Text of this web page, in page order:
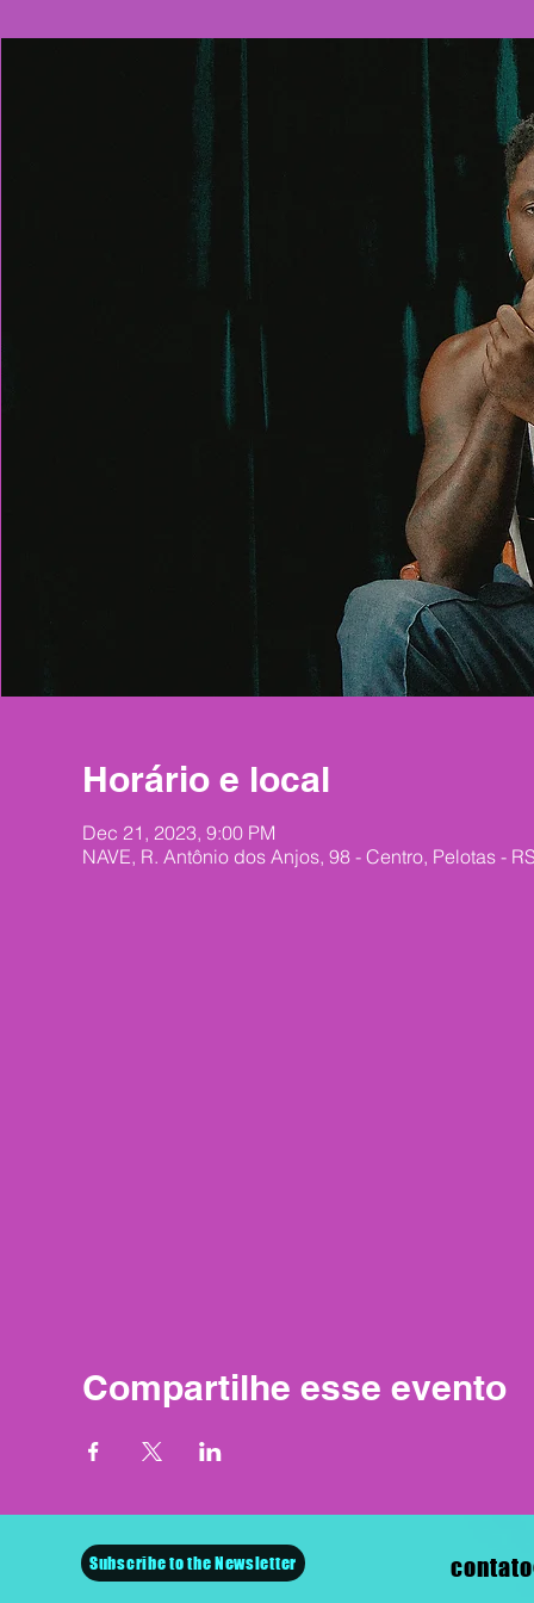
Horário e local
Dec 21, 2023, 9:00 PM
NAVE, R. Antônio dos Anjos, 98 - Centro, Pelotas -
Compartilhe esse evento
Subscribe to the Newsletter